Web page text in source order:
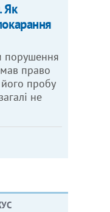
Як
порушення
право
пробу
не